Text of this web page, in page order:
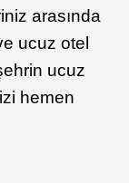
arasında
ucuz otel
ucuz
hemen